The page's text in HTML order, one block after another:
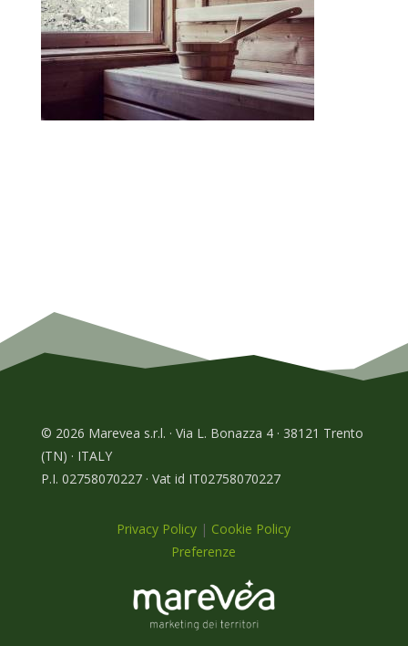
© 2026 Marevea s.r.l. · Via L. Bonazza 4 · 38121 Trento
(TN) · ITALY
P.I. 02758070227 · Vat id IT02758070227
Privacy Policy | Cookie Policy
Preferenze